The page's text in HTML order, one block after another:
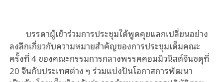
บรรดาผู้เข้าร่วมการประชุมได้พูดคุยแลกเปลี่ยนอย่าง
ลงลึกเกี่ยวกับความหมายสำคัญของการประชุมเต็มคณะ
ครั้งที่ 4 ของคณะกรรมการกลางพรรคคอมมิวนิสต์จีนชดุที่
20 จีนกับประเทศต่าง ๆ ร่วมแบ่งปันโอกาสการพัฒนา